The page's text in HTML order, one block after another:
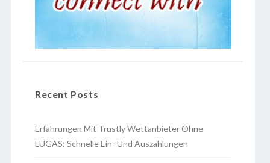
Recent Posts
Erfahrungen Mit Trustly Wettanbieter Ohne
LUGAS: Schnelle Ein- Und Auszahlungen